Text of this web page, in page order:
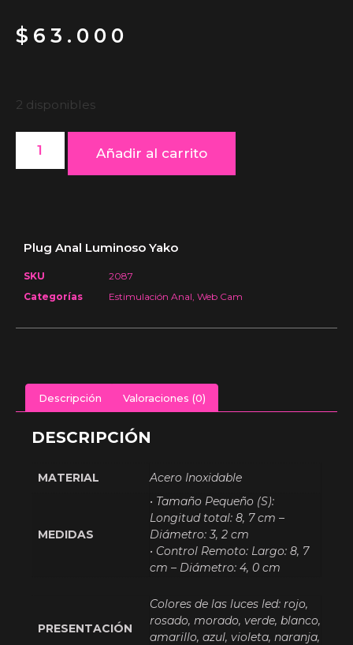
$ 63.000
2 disponibles
Añadir al carrito
Plug Anal Luminoso Yako
SKU
2087
Categorías
Estimulación Anal, Web Cam
Descripción Valoraciones (0)
DESCRIPCIÓN
MATERIAL Acero Inoxidable
MEDIDAS
• Tamaño Pequeño (S):
Longitud total: 8, 7 cm –
Diámetro: 3, 2 cm
• Control Remoto: Largo: 8, 7
cm – Diámetro: 4, 0 cm
PRESENTACIÓN
Colores de las luces led: rojo,
rosado, morado, verde, blanco,
amarillo, azul, violeta, naranja,